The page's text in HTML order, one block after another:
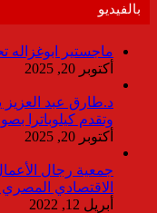
بالفيديو
ماجستير ابوغزاله
أكتوبر 20, 2025
د.طارق عبد
وتقدم كيلوباترا
أكتوبر 20, 2025
جمعية رجال
الاقتصادي المصري
أبريل 12, 2022